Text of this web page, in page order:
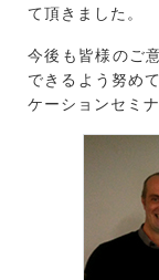
て頂きました。
今後も皆様のご
できるよう努め
ケーションセミ